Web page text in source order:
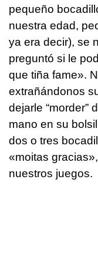
pequeño
nuestra edad,
ya era decir), se
preguntó si le
que tiña fame».
extrañándonos
dejarle “morder”
mano en su
dos o tres
«moitas
nuestros juegos.